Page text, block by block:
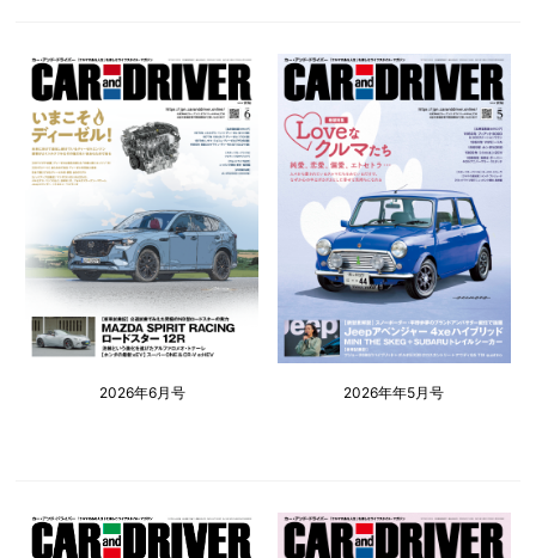
2026年6月号 2026年年5月号